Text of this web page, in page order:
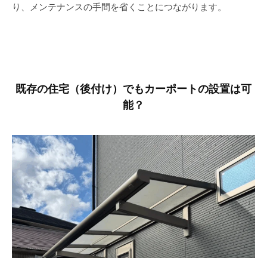
り、メンテナンスの手間を省くことにつながります。
既存の住宅（後付け）でもカーポートの設置は可
能？